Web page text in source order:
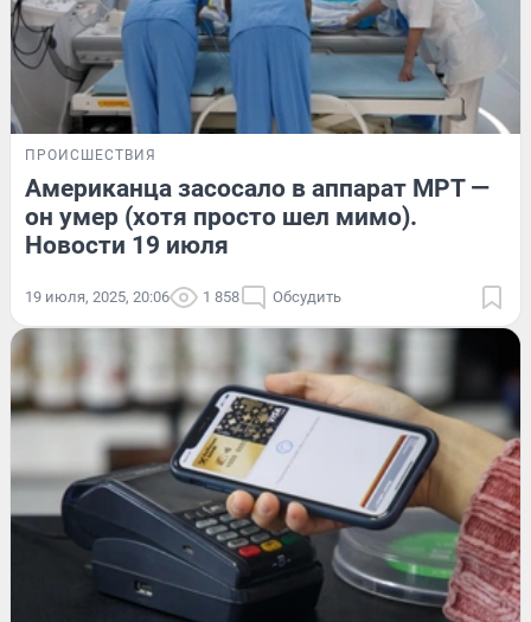
ПРОИСШЕСТВИЯ
Американца засосало в аппарат МРТ —
он умер (хотя просто шел мимо).
Новости 19 июля
19 июля, 2025, 20:06 1 858 Обсудить